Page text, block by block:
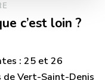
c’est loin ?
: 25 et 26
de Vert-Saint-Denis